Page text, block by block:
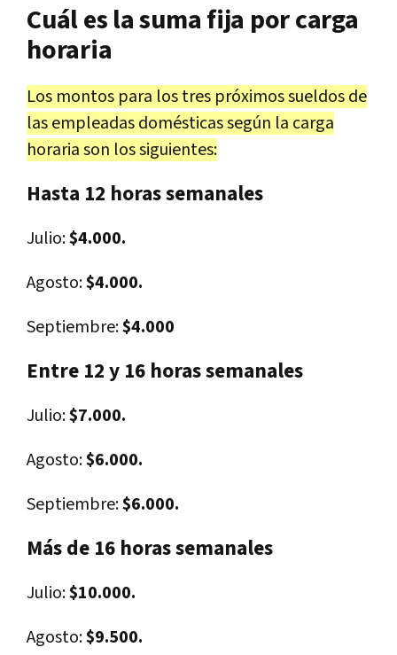
Cuál es la suma fija por carga
horaria
Los montos para los tres próximos sueldos de
las empleadas domésticas según la carga
horaria son los siguientes:
Hasta 12 horas semanales
Julio:$4.000.
Agosto:$4.000.
Septiembre:$4.000
Entre 12 y 16 horas semanales
Julio:$7.000.
Agosto:$6.000.
Septiembre:$6.000.
Más de 16 horas semanales
Julio:$10.000.
Agosto:$9.500.